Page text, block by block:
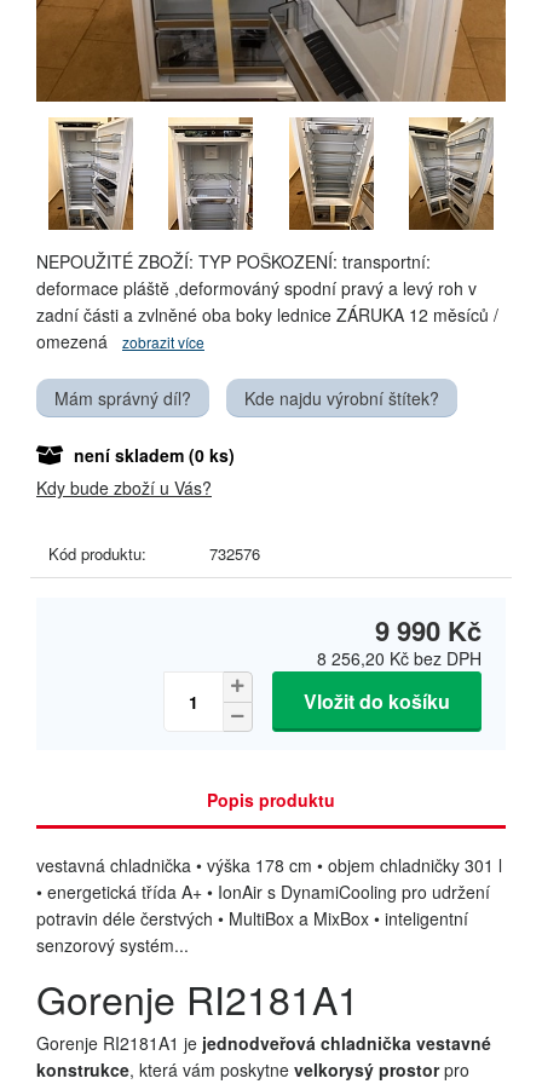
NEPOUŽITÉ ZBOŽÍ: TYP POŠKOZENÍ: transportní:
deformace pláště ,deformováný spodní pravý a levý roh v
zadní části a zvlněné oba boky lednice ZÁRUKA 12 měsíců /
omezená zobrazit více
Mám správný díl? Kde najdu výrobní štítek?
není skladem (0 ks)
Kdy bude zboží u Vás?
Kód produktu: 732576
9 990 Kč
8 256,20 Kč bez DPH
Vložit do košíku
Popis produktu
vestavná chladnička • výška 178 cm • objem chladničky 301 l
• energetická třída A+ • IonAir s DynamiCooling pro udržení
potravin déle čerstvých • MultiBox a MixBox • inteligentní
senzorový systém...
Gorenje RI2181A1
Gorenje RI2181A1 je jednodveřová chladnička vestavné
konstrukce, která vám poskytne velkorysý prostorpro